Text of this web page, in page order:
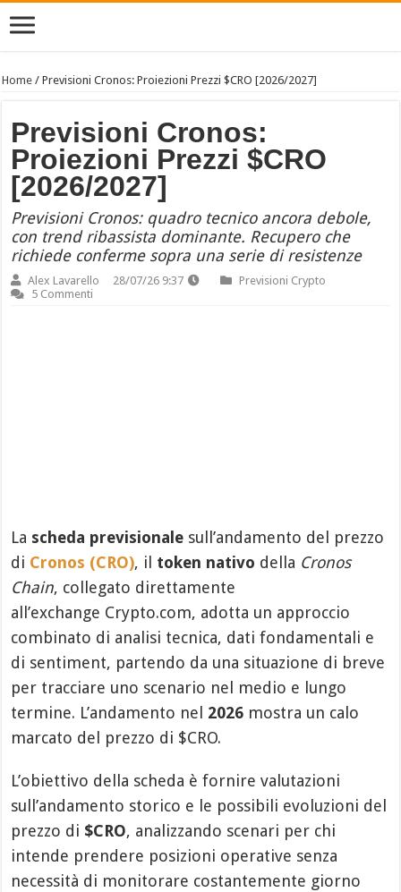
Home /Previsioni Cronos: Proiezioni Prezzi $CRO [2026/2027]
Previsioni Cronos:
Proiezioni Prezzi $CRO
[2026/2027]
Previsioni Cronos: quadro tecnico ancora debole,
con trend ribassista dominante. Recupero che
richiede conferme sopra una serie di resistenze
Alex Lavarello 28/07/26 9:37
Previsioni Crypto
5 Commenti
La scheda previsionale sull’andamento del prezzo
di Cronos (CRO), il token nativo della Cronos
Chain, collegato direttamente
all’exchange Crypto.com, adotta un approccio
combinato di analisi tecnica, dati fondamentali e
di sentiment, partendo da una situazione di breve
per tracciare uno scenario nel medio e lungo
termine. L’andamento nel 2026 mostra un calo
marcato del prezzo di $CRO.
L’obiettivo della scheda è fornire valutazioni
sull’andamento storico e le possibili evoluzioni del
prezzo di $CRO, analizzando scenari per chi
intende prendere posizioni operative senza
necessità di monitorare costantemente giorno